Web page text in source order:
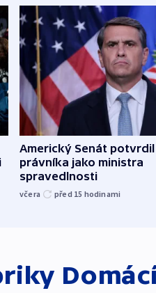
Americký Senát
právníka jako ministra
spravedlnosti
včera před 15 hodinami